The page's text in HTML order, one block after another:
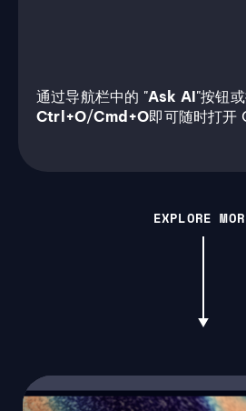
通过导航栏中的 "Ask AI"按钮
Ctrl+O/Cmd+O即可随时打开
EXPLORE